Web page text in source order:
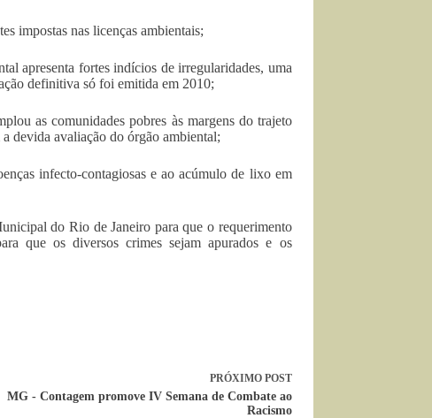
impostas nas licenças ambientais;
apresenta fortes indícios de irregularidades, uma
definitiva só foi emitida em 2010;
as comunidades pobres às margens do trajeto
devida avaliação do órgão ambiental;
infecto-contagiosas e ao acúmulo de lixo em
do Rio de Janeiro para que o requerimento
que os diversos crimes sejam apurados e os
PRÓXIMO POST
MG - Contagem promove IV Semana de Combate ao
Racismo